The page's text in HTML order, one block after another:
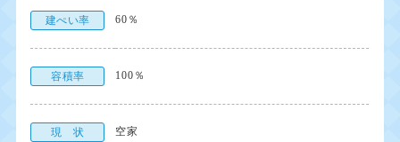
建ぺい率 60％
容積率 100％
現 状 空家